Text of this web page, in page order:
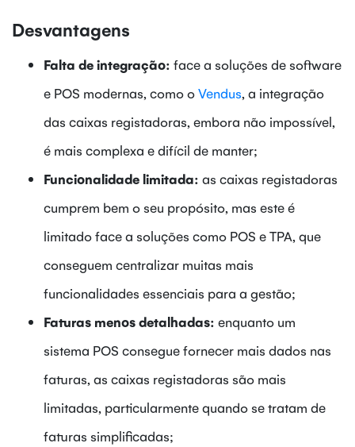
Desvantagens
Falta de integração: face a soluções de software
e POS modernas, como oVendus, a integração
das caixas registadoras, embora não impossível,
é mais complexa e difícil de manter;
Funcionalidade limitada: as caixas registadoras
cumprem bem o seu propósito, mas este é
limitado face a soluções como POS e TPA, que
conseguem centralizar muitas mais
funcionalidades essenciais para a gestão;
Faturas menos detalhadas: enquanto um
sistema POS consegue fornecer mais dados nas
faturas, as caixas registadoras são mais
limitadas, particularmente quando se tratam de
faturas simplificadas;